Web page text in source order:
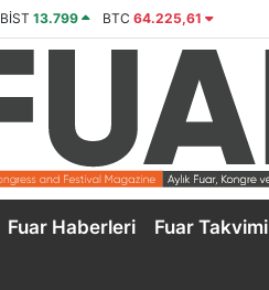
BİST13.799 BTC 64.225,61
Fuar Haberleri Fuar Takvimi